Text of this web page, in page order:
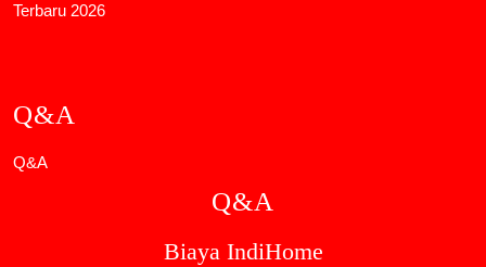
Terbaru 2026
Q&A
Q&A
Q&A
Biaya IndiHome